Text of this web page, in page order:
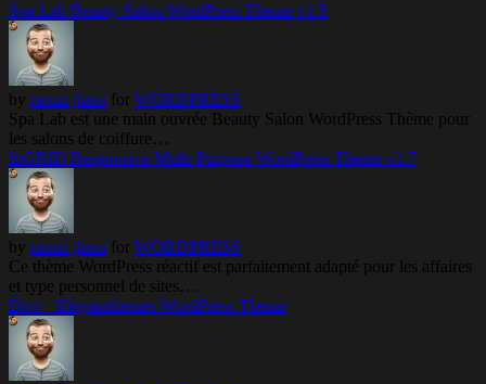
Spa Lab Beauty Salon WordPress Theme v1.5
by ramzi jlassi for WORDPRESS
Spa Lab est une main ouvrée Beauty Salon WordPress Thème pour
les salons de coiffure…
InGRID Responsive Multi-Purpose WordPress Theme v1.7
by ramzi jlassi for WORDPRESS
Ce thème WordPress réactif est parfaitement adapté pour les affaires
et type personnel de sites…
Divi – Elegantthemes WordPress Theme